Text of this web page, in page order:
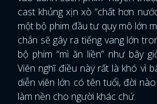
cast khủng xịn xò “chất hơn
một bộ phim đầu tư quy mô lớn
chắn sẽ gây ra tiếng vang lớn
bộ phim “mì ăn liền” như bây
Viên nghĩ điều này rất là khó vì
diễn viên lớn có tên tuổi, đời
làm nền cho người khác chứ.